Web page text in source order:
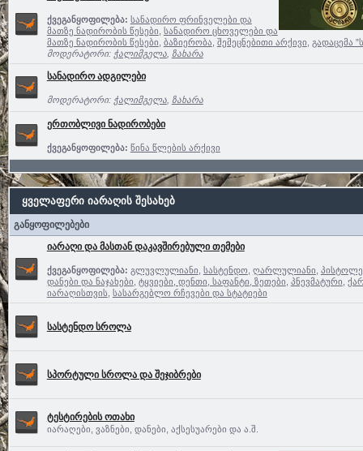
ქვეგანყოფილება: სანადირო ფრინველები და
მათზე ნადირობის წესები სანადირო ცხოველები და
მათზე ნადირობის წესები ბაზიერობა შემეცნებითი არქივი გადაცემა
მოდერატორი: ჭალიმგელა, ზახარა
სანადირო ადგილები
მოდერატორი: ჭალიმგელა, ზახარა
ერთობლივი ნადირობები
ქვეგანყოფილება: წინა წლების არქივი
ყველაფერი იარაღის შესახებ
განყოფილებები
იარაღი და მასთან დაკავშირებული თემები
ქვეგანყოფილება: გლუვლულიანი სასტენდო ღარლულიანი
დანები და ნაჯახები ტყვიები, დენთი, საფანტი, ზეთები პნევმატური
იარაღისთვის, სასარგებლო რჩევები და სტატიები
სასტენდო სროლა
სპორტული სროლა და შეჯიბრები
ტესტირების ოთახი
იარაღები, ვაზნები, დანები, აქსესუარები და ა.შ.